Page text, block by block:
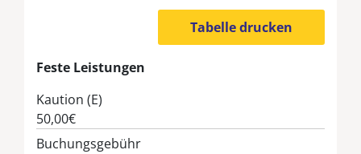
Tabelle drucken
Feste Leistungen
Kaution (E)
50,00€
Buchungsgebühr